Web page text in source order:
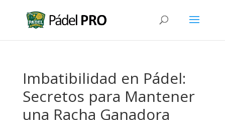
Imbatibilidad en Pádel:
Secretos para Mantener
una Racha Ganadora